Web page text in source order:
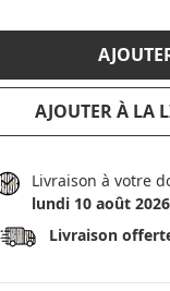
AJOUTER À LA
Livraison à votre
lundi 10 août 2026
Livraison